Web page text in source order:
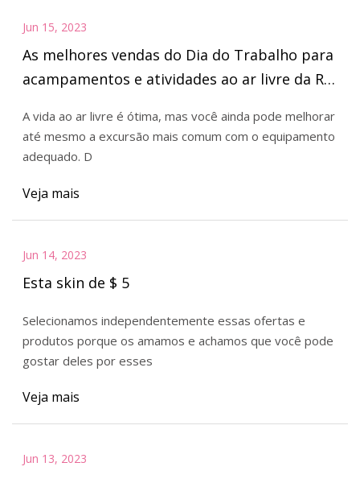
Jun 15, 2023
As melhores vendas do Dia do Trabalho para
acampamentos e atividades ao ar livre da REI
A vida ao ar livre é ótima, mas você ainda pode melhorar
até mesmo a excursão mais comum com o equipamento
adequado. D
Veja mais
Jun 14, 2023
Esta skin de $ 5
Selecionamos independentemente essas ofertas e
produtos porque os amamos e achamos que você pode
gostar deles por esses
Veja mais
Jun 13, 2023